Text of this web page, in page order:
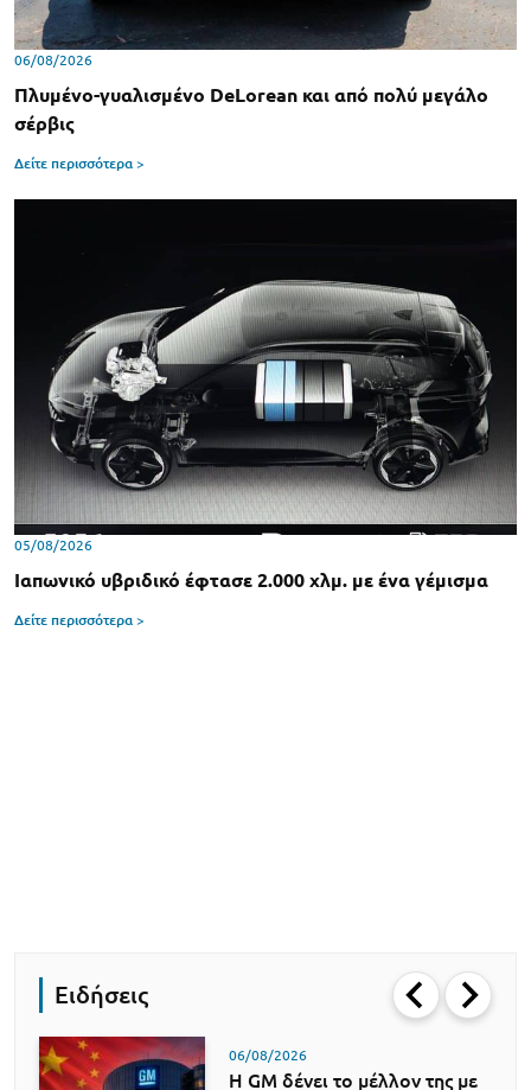
06/08/2026
Πλυμένο-γυαλισμένο DeLorean και από πολύ μεγάλο
σέρβις
Δείτε περισσότερα >
05/08/2026
Ιαπωνικό υβριδικό έφτασε 2.000 χλμ. με ένα γέμισμα
Δείτε περισσότερα >
Ειδήσεις
06/08/2026
Η GM δένει το μέλλον της με